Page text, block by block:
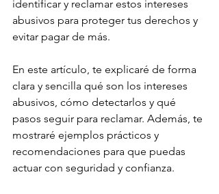
identificar y reclamar estos intereses
abusivos para proteger tus derechos y
evitar pagar de más.
En este artículo, te explicaré de forma
clara y sencilla qué son los intereses
abusivos, cómo detectarlos y qué
pasos seguir para reclamar. Además, te
mostraré ejemplos prácticos y
recomendaciones para que puedas
actuar con seguridad y confianza.